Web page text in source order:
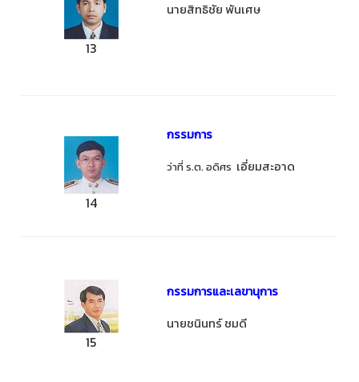
13
นายสิทธิชัย พันเศษ
14
กรรมการ
ว่าที่ ร.ต. อดิศร เอี่ยมสะอาด
15
กรรมการและเลขานุการ
นายชนินทร์ ชมดี